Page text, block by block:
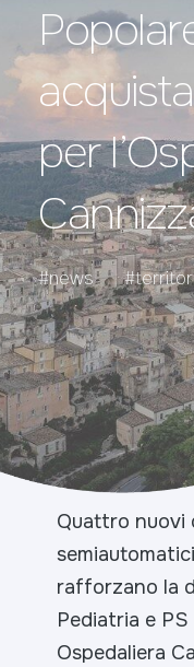
per
#news
Quattro nuovi
rafforzano la
Pediatria e
Ospedaliera